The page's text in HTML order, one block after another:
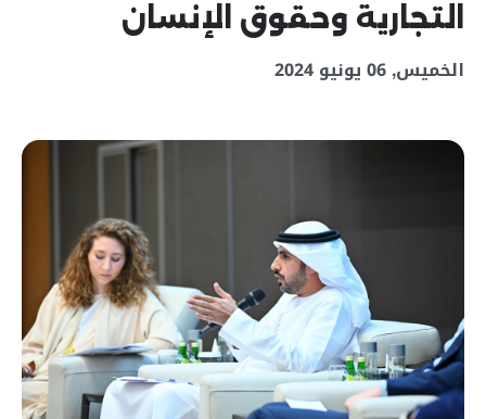
التجارية وحقوق الإنسان
الخميس, 06 يونيو 2024